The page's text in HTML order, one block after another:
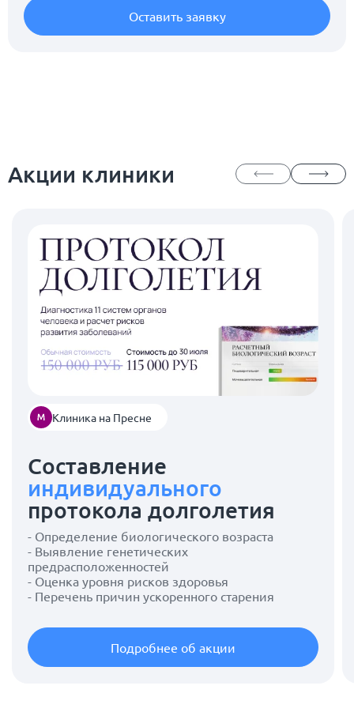
Оставить заявку
Акции клиники
Клиника на Пресне
Составление
индивидуального
протокола долголетия
- Определение биологического возраста
- Выявление генетических
предрасположенностей
- Оценка уровня рисков здоровья
- Перечень причин ускоренного старения
Подробнее об акции